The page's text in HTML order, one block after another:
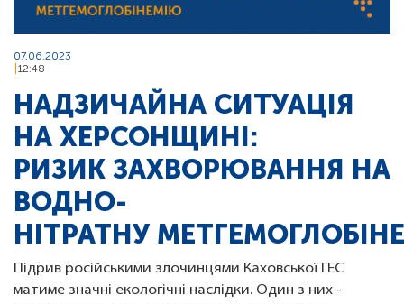
07.06.2023
12:48
НАДЗИЧАЙНА СИТУАЦІЯ
НА ХЕРСОНЩИНІ:
РИЗИК ЗАХВОРЮВАННЯ НА
ВОДНО-
НІТРАТНУ
Підрив російськими злочинцями Каховської ГЕС
матиме значні екологічні наслідки. Один з них -